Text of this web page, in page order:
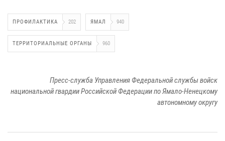
ПРОФИЛАКТИКА 202 ЯМАЛ 940
ТЕРРИТОРИАЛЬНЫЕ ОРГАНЫ 960
Пресс-служба Управления Федеральной службы войск
национальной гвардии Российской Федерации по Ямало-Ненецкому
автономному округу